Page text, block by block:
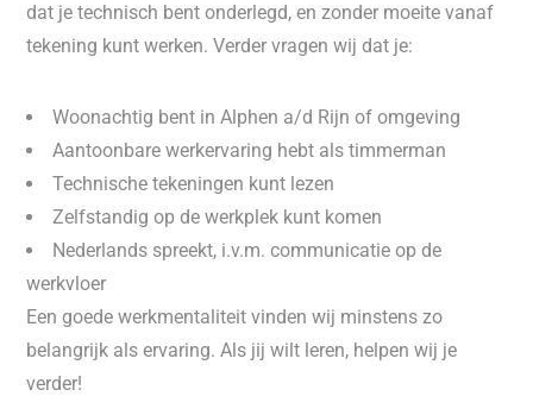
dat je technisch bent onderlegd, en zonder moeite vanaf
tekening kunt werken. Verder vragen wij dat je:
Woonachtig bent in Alphen a/d Rijn of omgeving
Aantoonbare werkervaring hebt als timmerman
Technische tekeningen kunt lezen
Zelfstandig op de werkplek kunt komen
Nederlands spreekt, i.v.m. communicatie op de
werkvloer
Een goede werkmentaliteit vinden wij minstens zo
belangrijk als ervaring. Als jij wilt leren, helpen wij je
verder!